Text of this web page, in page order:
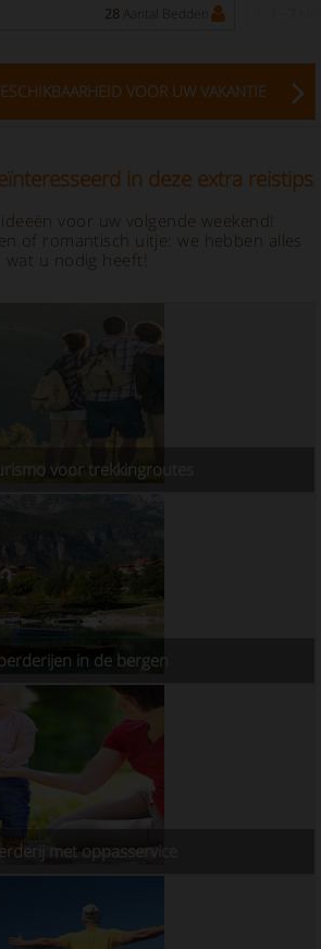
28 Aantal Bedden
VOOR UW VAKANTIE
in deze extra reistips
voor uw volgende weekend!
of romantisch uitje: we hebben alles
wat u nodig heeft!
voor trekkingroutes
in de bergen
met oppasservice